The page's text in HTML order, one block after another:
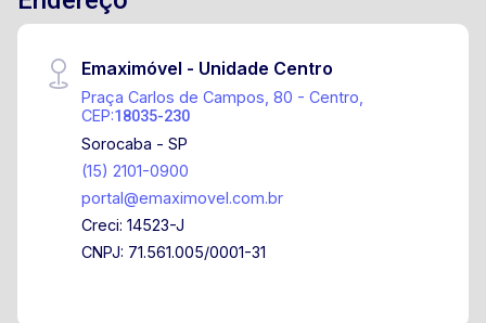
Emaximóvel - Unidade Centro
Praça Carlos de Campos, 80 - Centro,
CEP:18035-230
Sorocaba - SP
(15) 2101-0900
portal@emaximovel.com.br
Creci: 14523-J
CNPJ: 71.561.005/0001-31